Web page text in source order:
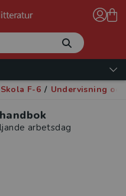
Skola F-6 / Undervisning
arbetsdag